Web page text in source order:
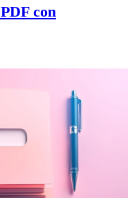
con